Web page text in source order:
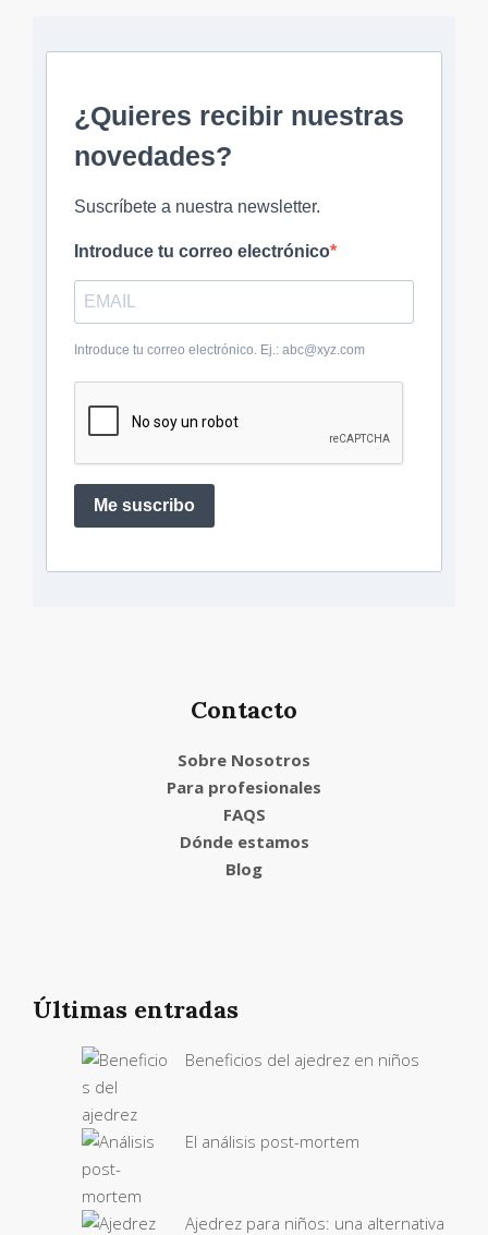
¿Quieres recibir nuestras
novedades?
Suscríbete a nuestra newsletter.
Introduce tu correo electrónico
Introduce tu correo electrónico. Ej.: abc@xyz.com
Me suscribo
Contacto
Sobre Nosotros
Para profesionales
FAQS
Dónde estamos
Blog
Últimas entradas
Beneficios del ajedrez en niños
El análisis post-mortem
Ajedrez para niños: una alternativa